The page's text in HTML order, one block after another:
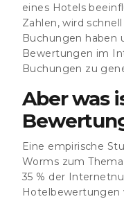
eines Hotels
Zahlen, wird
Buchungen haben
Bewertungen im
Buchungen zu
Aber was
Eine empirische
Worms zum
35 % der
Hotelbewertungen